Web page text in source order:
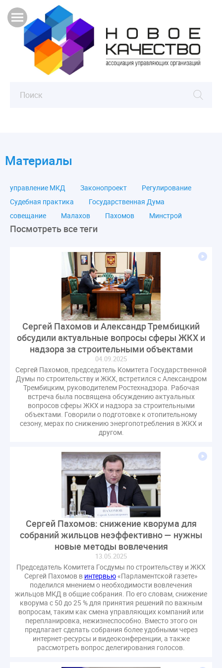
Материалы
управление МКД Законопроект
Регулирование
Судебная практика
Государственная Дума
совещание
Малахов Пахомов
Минстрой
ЛикбезЖКХ
ЖКХ
Строительная неделя
лицензирование
Верховный суд
управляющие компании
МКД
Экспертное мнение
капремонт Вебинар
Комитет по строительству и ЖКХ
Малахов Конференция
Обсуждение
Пени за ЖКУ
Постановление Правительства РФ
ЖКУ
Новое качество
ОСС
Правила
задолженность граждан
ГОСТ
Мероприятия
Постановление
Правительство РФ
исполнительная надпись
ВДГО
ВКГО
Персональные данные
Приказ
Сергей Пахомов
ЭкспертЖКХ
договор управления МКД
лицензия
операторы связи
проверки
Интервью
газовое оборудование
государственная дума
обращение
общее имущество
проверки ЖКХ
саморегулирование
управляющие организации
Альберт Короленко
ЖК РФ КоАП РФ
Почта России
Стандарты и качество
встреча
мероприятия
налоговая реформа
общее собрание собственников
ответственность
пени по жку
перерасчет платы
тарифы
теплоснабжение
штраф
ВОК
Всероссийское совещание
ГД
Госсовет
ЕИРЦ
Жилищная инспекция
Закон Хинштейна
Зарубежный опыт
Исследования
Казань
МВД
Минфин НДС
Общественная палата
Рабочая группа
Посмотреть все теги
Сергей Пахомов и Александр Трембицкий
обсудили актуальные вопросы сферы ЖКХ и
надзора за строительными объектами
04.09.2025
Сергей Пахомов, председатель Комитета Государственной
Думы по строительству и ЖКХ, встретился с Александром
Трембицким, руководителем Ростехнадзора. Рабочая
встреча была посвящена обсуждению актуальных
вопросов сферы ЖКХ и надзора за строительными
объектами. Говорили о подготовке к отопительному
сезону, мерах по снижению энергопотребления в ЖКХ и
другом.
Сергей Пахомов: снижение кворума для
собраний жильцов неэффективно — нужны
новые методы вовлечения
13.05.2025
Председатель Комитета Госдумы по строительству и ЖКХ
Сергей Пахомов в интервью «Парламентской газете»
поделился мнением о необходимости вовлечения
жильцов МКД в общие собрания. По его словам, снижение
кворума с 50 до 25 % для принятия решений по важным
вопросам, таким как смена управляющих компаний или
перепланировка, нежизнеспособно. Вместо этого он
предлагает сделать собрания более удобными через
интернет-ресурсы и видеоконференции, а также
рассмотреть вопрос делегирования голосов.